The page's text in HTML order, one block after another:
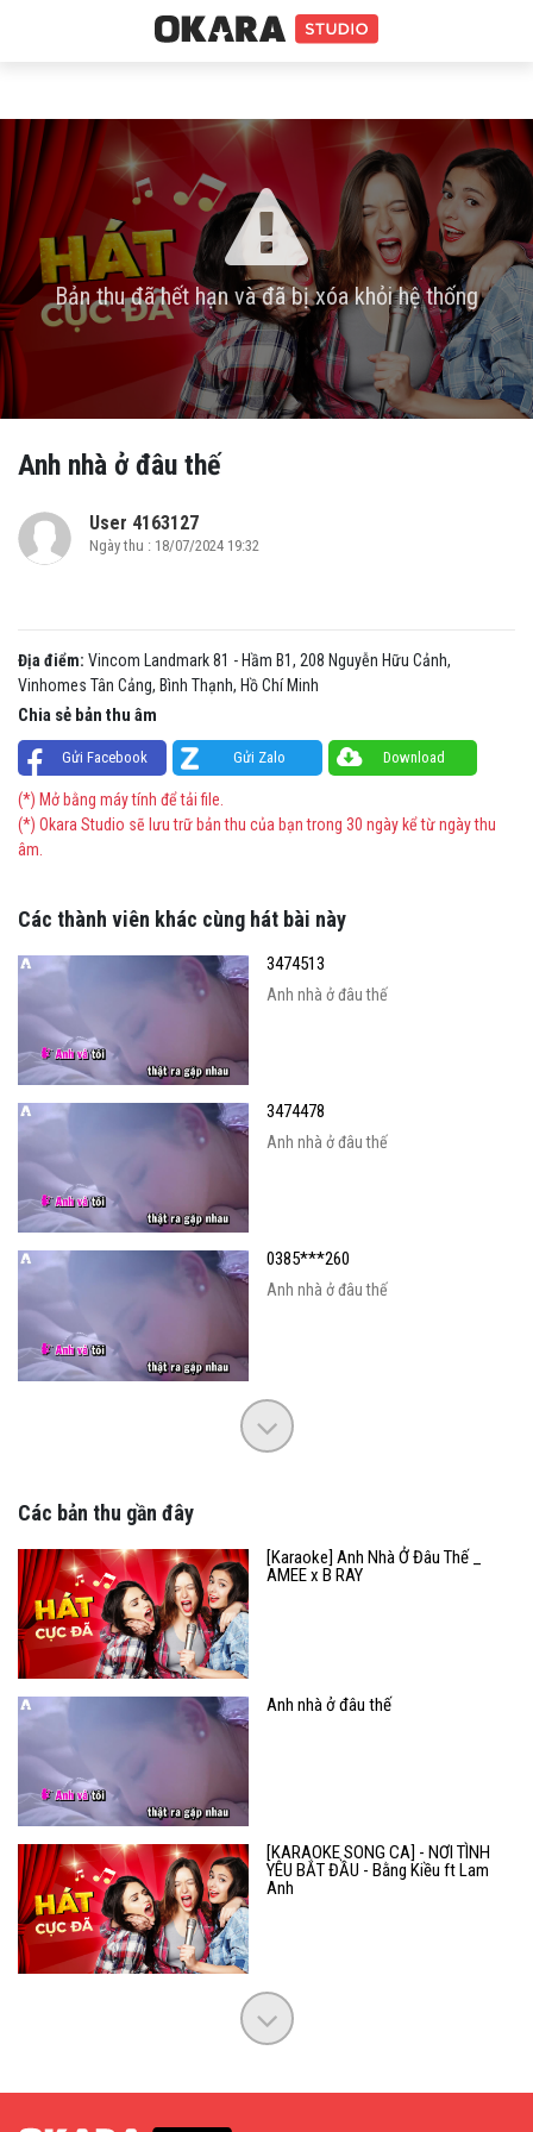
Bản thu đã hết hạn và đã bị xóa khỏi hệ thống
Anh nhà ở đâu thế
User 4163127
Ngày thu : 18/07/2024 19:32
Địa điểm: Vincom Landmark 81 - Hầm B1, 208 Nguyễn Hữu Cảnh,
Vinhomes Tân Cảng, Bình Thạnh, Hồ Chí Minh
Chia sẻ bản thu âm
Gửi Facebook Gửi Zalo Download
(*) Mở bằng máy tính để tải file.
(*) Okara Studio sẽ lưu trữ bản thu của bạn trong 30 ngày kể từ ngày thu
âm.
Các thành viên khác cùng hát bài này
3474513
Anh nhà ở đâu thế
3474478
Anh nhà ở đâu thế
0385***260
Anh nhà ở đâu thế
Các bản thu gần đây
[Karaoke] Anh Nhà Ở Đâu Thế _
AMEE x B RAY
Anh nhà ở đâu thế
[KARAOKE SONG CA] - NƠI TÌNH
YÊU BẮT ĐẦU - Bằng Kiều ft Lam
Anh